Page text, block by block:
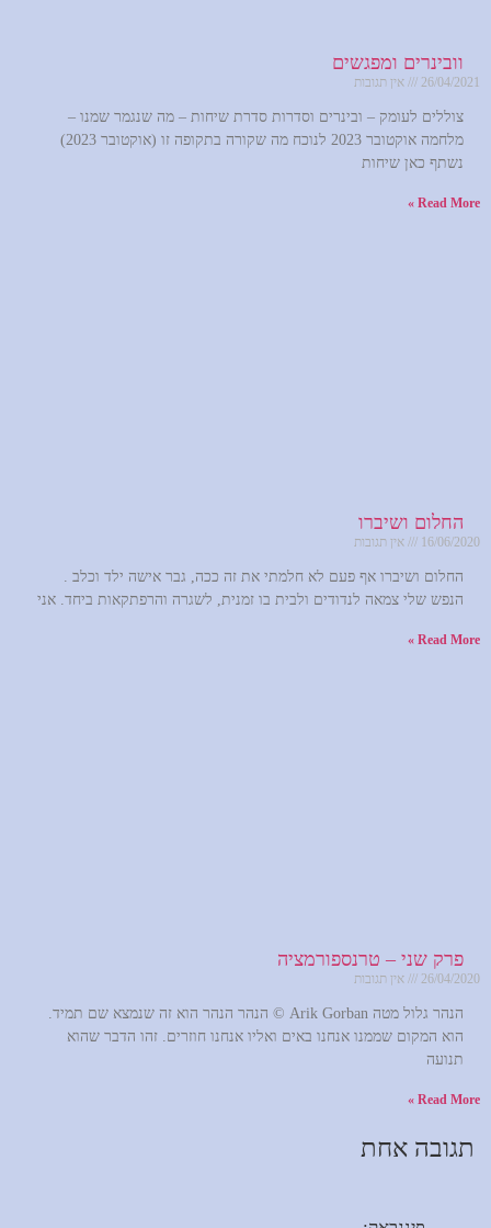
וובינרים ומפגשים
26/04/2021 אין תגובות
צוללים לעומק – ובינרים וסדרות סדרת שיחות – מה שנגמר שמנו –
מלחמה אוקטובר 2023 לנוכח מה שקורה בתקופה זו (אוקטובר 2023)
נשתף כאן שיחות
Read More »
החלום ושיברו
16/06/2020 אין תגובות
החלום ושיברו אף פעם לא חלמתי את זה ככה, גבר אישה ילד וכלב .
הנפש שלי צמאה לנדודים ולבית בו זמנית, לשגרה והרפתקאות ביחד. אני
Read More »
פרק שני – טרנספורמציה
26/04/2020 אין תגובות
הנהר גלול מטה Arik Gorban © הנהר הנהר הוא זה שנמצא שם תמיד.
הוא המקום שממנו אנחנו באים ואליו אנחנו חוזרים. זהו הדבר שהוא
תנועה
Read More »
תגובה אחת